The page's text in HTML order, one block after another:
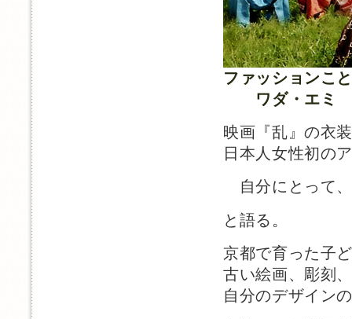
ファッションこ
ワダ・エミ
映画『乱』の衣
日本人女性初の
自分にとって
と語る。
京都で育った子
古い絵画、彫刻
自分のデザイン